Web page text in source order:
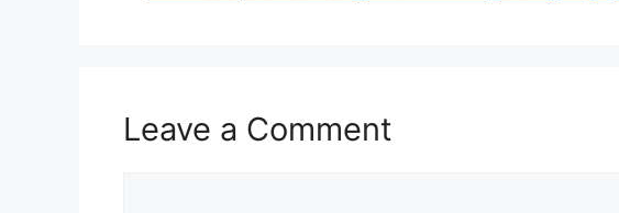
Leave a Comment